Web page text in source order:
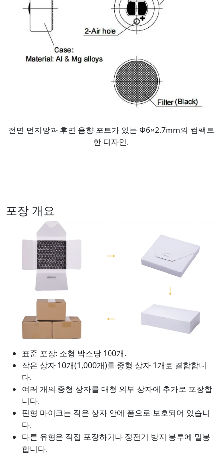
전면 먼지망과 후면 음향 포트가 있는 Φ6×2.7mm의 컴팩트
한 디자인.
포장 개요
표준 포장: 소형 박스당 100개.
작은 상자 10개(1,000개)를 중형 상자 1개로 결합합니
다.
여러 개의 중형 상자를 대형 외부 상자에 추가로 포장합
니다.
핀형 마이크는 작은 상자 안에 폼으로 보호되어 있습니
다.
다른 유형은 직접 포장하거나 정전기 방지 봉투에 밀봉
합니다.